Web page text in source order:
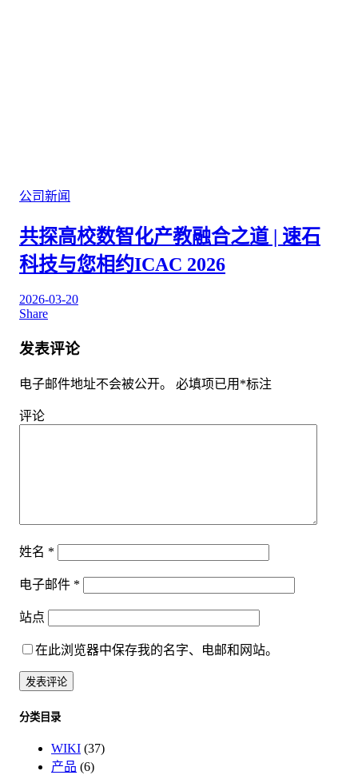
公司新闻
共探高校数智化产教融合之道 | 速石
科技与您相约ICAC 2026
2026-03-20
Share
发表评论
电子邮件地址不会被公开。 必填项已用 *标注
评论
姓名 *
电子邮件 *
站点
在此浏览器中保存我的名字、电邮和网站。
分类目录
WIKI (37)
产品 (6)